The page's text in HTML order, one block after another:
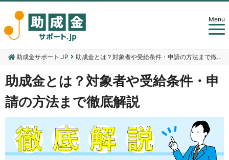
Menu
助成金サポート.JP 助成金とは？対象者や受給条件・申請の方法まで徹底解説
助成金とは？対象者や受給条件・申
請の方法まで徹底解説